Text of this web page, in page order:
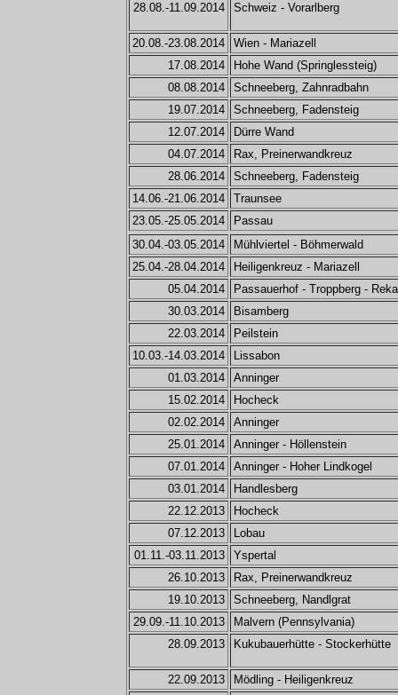
28.08.-11.09.2014
Schweiz - Vorarlberg
20.08.-23.08.2014
Wien - Mariazell
17.08.2014
Hohe Wand (Springlessteig)
08.08.2014
Schneeberg, Zahnradbahn
19.07.2014
Schneeberg, Fadensteig
12.07.2014
Dürre Wand
04.07.2014
Rax, Preinerwandkreuz
28.06.2014
Schneeberg, Fadensteig
14.06.-21.06.2014
Traunsee
23.05.-25.05.2014
Passau
30.04.-03.05.2014
Mühlviertel - Böhmerwald
25.04.-28.04.2014
Heiligenkreuz - Mariazell
05.04.2014
Passauerhof - Troppberg -
30.03.2014
Bisamberg
22.03.2014
Peilstein
10.03.-14.03.2014
Lissabon
01.03.2014
Anninger
15.02.2014
Hocheck
02.02.2014
Anninger
25.01.2014
Anninger - Höllenstein
07.01.2014
Anninger - Hoher Lindkogel
03.01.2014
Handlesberg
22.12.2013
Hocheck
07.12.2013
Lobau
01.11.-03.11.2013
Yspertal
26.10.2013
Rax, Preinerwandkreuz
19.10.2013
Schneeberg, Nandlgrat
29.09.-11.10.2013
Malvern (Pennsylvania)
28.09.2013
Kukubauerhütte - Stockerhütte
22.09.2013 Mödling - Heiligenkreuz